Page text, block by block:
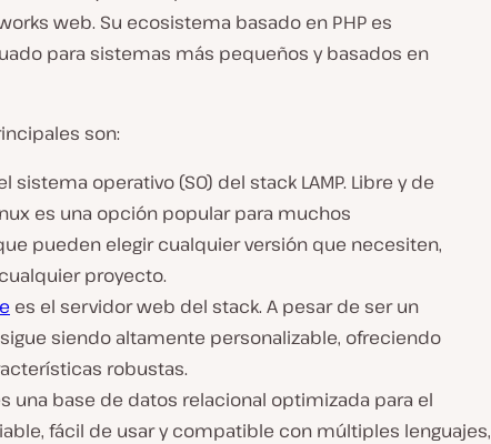
web. Su ecosistema basado en PHP es
para sistemas más pequeños y basados en
son:
sistema operativo (SO) del stack LAMP. Libre y de
es una opción popular para muchos
pueden elegir cualquier versión que necesiten,
proyecto.
es el servidor web del stack. A pesar de ser un
siendo altamente personalizable, ofreciendo
robustas.
una base de datos relacional optimizada para el
fácil de usar y compatible con múltiples lenguajes,